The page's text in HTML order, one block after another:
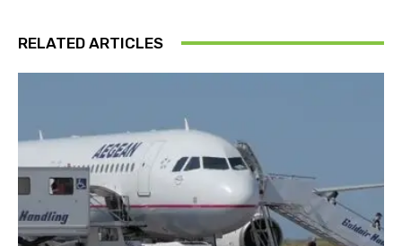
RELATED ARTICLES